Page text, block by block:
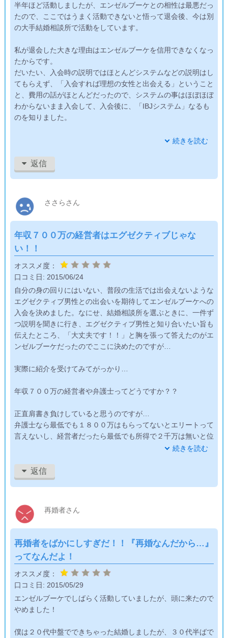
半年ほど活動しましたが、エンゼルブーケとの相性は最悪だっ
たので、ここではうまく活動できないと悟って退会後、今は別
の大手結婚相談所で活動をしています。
私が退会した大きな理由はエンゼルブーケを信用できなくなっ
たからです。
だいたい、入会時の説明ではほとんどシステムなどの説明はし
てもらえず、「入会すれば理想の女性と出会える」ということ
と、費用の話がほとんどだったので、システムの事はほぼほぼ
わからないまま入会して、入会後に、「IBJシステム」なるも
のを知りました。
このIBJシステムは、エンゼルブーケ独自会員のネットワーク
つまり会員を共有しているのです。
なってしまい、いい結果は望めないと思います。
自社会員で好条件の女性(かわいい、綺麗、賢い)を抱えている
のだとばかり思っていたので本当に騙された気持ちでした。
下調べが足りなかったのだと言われたらそうなのかもしれませ
んが、正直そういう大切なことは入会前に説明してほしかった
です。
私はそういった不誠実さに嫌気がさし、別の結婚相談所で活動
しています。
信頼のおける結婚相談所の元、いい結果をだしていますので結
婚相談所選びは非常に大切だと思います。
続きを読む
返信
ささらさん
年収７００万の経営者はエグゼクティブじゃな
い！！
オススメ度：
口コミ日: 2015/06/24
自分の身の回りにはいない、普段の生活では出会えないような
エグゼクティブ男性との出会いを期待してエンゼルブーケへの
入会を決めました。なにせ、結婚相談所を選ぶときに、一件ず
つ説明を聞きに行き、エグゼクティブ男性と知り合いたい旨も
伝えたところ、「大丈夫です！！」と胸を張って答えたのがエ
ンゼルブーケだったのでここに決めたのですが…
実際に紹介を受けてみてがっかり…
年収７００万の経営者や弁護士ってどうですか？？
正直肩書き負けしていると思うのですが…
弁護士なら最低でも１８００万はもらってないとエリートって
言えないし、経営者だったら最低でも所得で２千万は無いと位
年収７００万なんて、普通の会社に勤務しているちょっとやり
手な男性って感じで到底エグゼクティブとは言えないなぁとい
エグゼクティブ婚をねらう女性は他に行ったほうがいいかも…
続きを読む
返信
再婚者さん
再婚者をばかにしすぎだ！！『再婚なんだから…』
ってなんだよ！
オススメ度：
口コミ日: 2015/05/29
エンゼルブーケでしばらく活動していましたが、頭に来たので
やめました！
僕は２０代中盤でできちゃった結婚しましたが、３０代半ばで